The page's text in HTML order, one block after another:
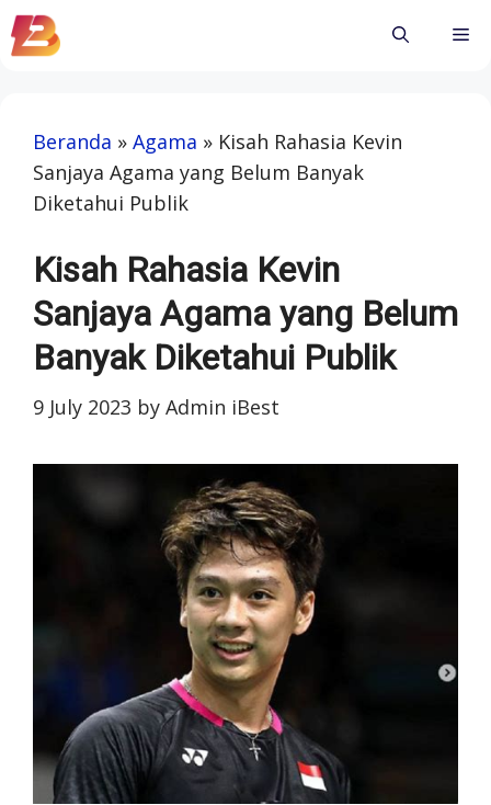
Skip
to
Beranda » Agama » Kisah Rahasia Kevin
Sanjaya Agama yang Belum Banyak
Diketahui Publik
Kisah Rahasia Kevin
Sanjaya Agama yang Belum
Banyak Diketahui Publik
9 July 2023 by Admin iBest